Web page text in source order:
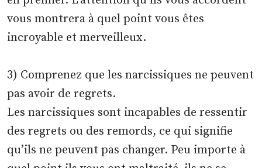
vous montrera à quel point vous êtes
incroyable et merveilleux.
3) Comprenez que les narcissiques ne peuvent
pas avoir de regrets.
Les narcissiques sont incapables de ressentir
des regrets ou des remords, ce qui signifie
qu’ils ne peuvent pas changer. Peu importe à